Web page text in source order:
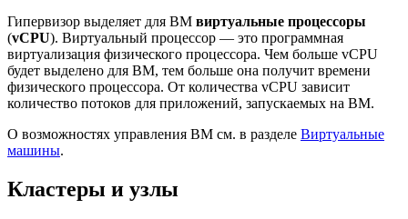
Гипервизор выделяет для ВМ виртуальные процессоры
(vCPU). Виртуальный процессор — это программная
виртуализация физического процессора. Чем больше vCPU
будет выделено для ВМ, тем больше она получит времени
физического процессора. От количества vCPU зависит
количество потоков для приложений, запускаемых на ВМ.
О возможностях управления ВМ см. в разделе Виртуальные
машины.
Кластеры и узлы